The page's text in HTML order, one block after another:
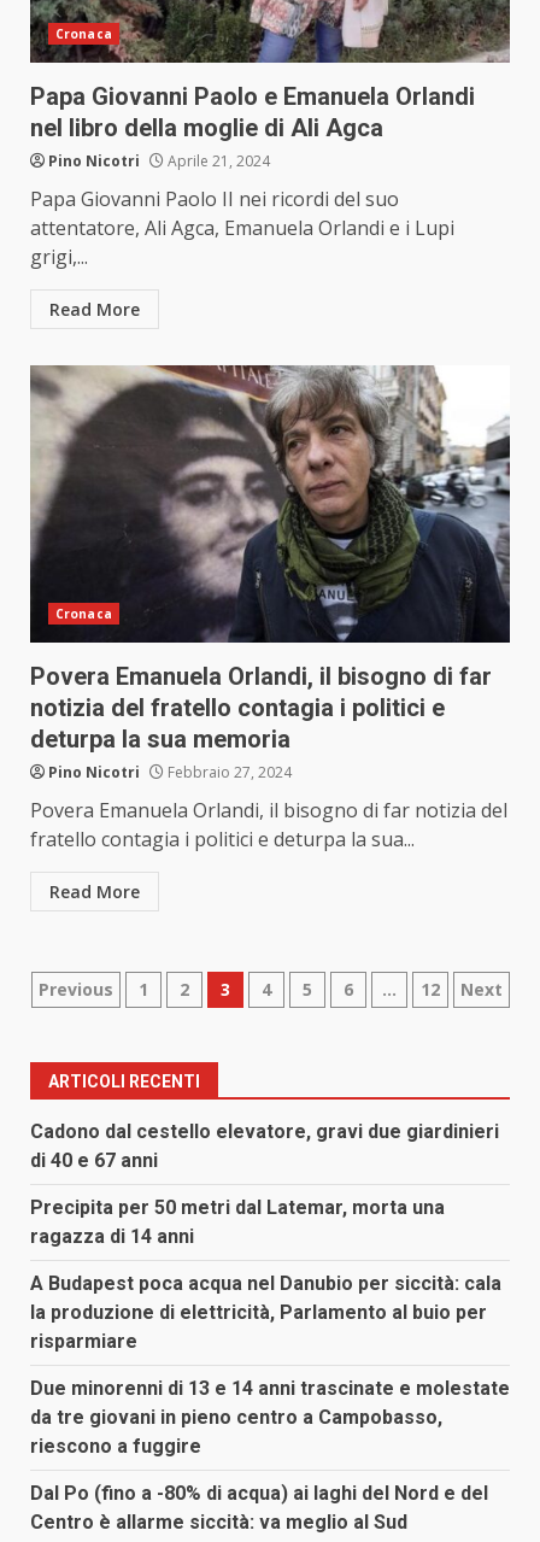
Cronaca
Papa Giovanni Paolo e Emanuela Orlandi
nel libro della moglie di Ali Agca
Pino Nicotri Aprile 21, 2024
Papa Giovanni Paolo II nei ricordi del suo
attentatore, Ali Agca, Emanuela Orlandi e i Lupi
grigi,...
Read More
Cronaca
Povera Emanuela Orlandi, il bisogno di far
notizia del fratello contagia i politici e
deturpa la sua memoria
Pino Nicotri Febbraio 27, 2024
Povera Emanuela Orlandi, il bisogno di far notizia del
fratello contagia i politici e deturpa la sua...
Read More
Paginazione
articoli
Previous 1 2 3 4 5 6 … 12 Next
ARTICOLI RECENTI
Cadono dal cestello elevatore, gravi due giardinieri
di 40 e 67 anni
Precipita per 50 metri dal Latemar, morta una
ragazza di 14 anni
A Budapest poca acqua nel Danubio per siccità: cala
la produzione di elettricità, Parlamento al buio per
risparmiare
Due minorenni di 13 e 14 anni trascinate e molestate
da tre giovani in pieno centro a Campobasso,
riescono a fuggire
Dal Po (fino a -80% di acqua) ai laghi del Nord e del
Centro è allarme siccità: va meglio al Sud